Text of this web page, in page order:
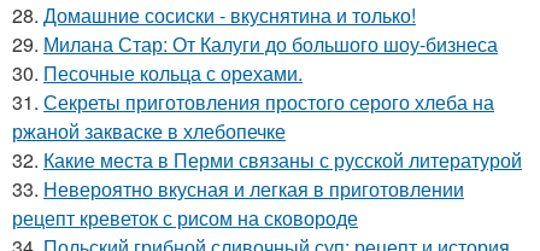
28. Домашние сосиски - вкуснятина и только!
29. Милана Стар: От Калуги до большого шоу-бизнеса
30. Песочные кольца с орехами.
31. Секреты приготовления простого серого хлеба на
ржаной закваске в хлебопечке
32. Какие места в Перми связаны с русской литературой
33. Невероятно вкусная и легкая в приготовлении
рецепт креветок с рисом на сковороде